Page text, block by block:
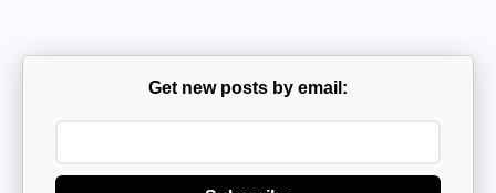
Get new posts by email: